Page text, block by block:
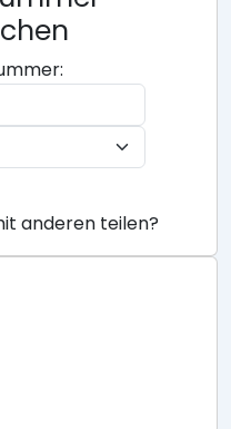
anderen teilen?